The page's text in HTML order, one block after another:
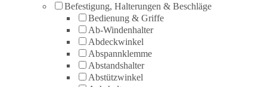
Befestigung, Halterungen & Beschläge
Bedienung & Griffe
Ab-Windenhalter
Abdeckwinkel
Abspannklemme
Abstandshalter
Abstützwinkel